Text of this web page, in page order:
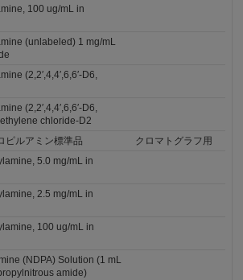
100 ug/mL in
(unlabeled) 1 mg/mL
(2,2′,4,4′,6,6′-D6,
(2,2′,4,4′,6,6′-D6,
chloride-D2
ピルアミン標準品
クロマトグラフ用
5.0 mg/mL in
2.5 mg/mL in
100 ug/mL in
(NDPA) Solution (1 mL
amide)